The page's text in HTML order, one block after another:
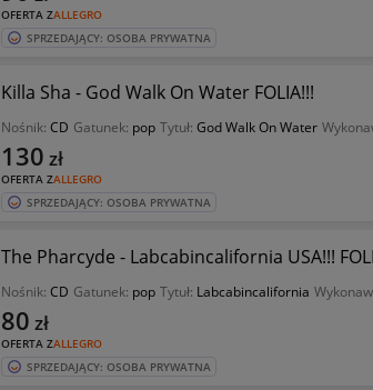
OFERTA ZALLEGRO
SPRZEDAJĄCY: OSOBA PRYWATNA
Killa Sha - God Walk On Water FOLIA!!!
Nośnik: CD Gatunek: pop Tytuł: God Walk On Water
OFERTA ZALLEGRO
130 zł
SPRZEDAJĄCY: OSOBA PRYWATNA
The Pharcyde - Labcabincalifornia USA!!!
Nośnik: CD Gatunek: pop Tytuł: Labcabincalifornia
OFERTA ZALLEGRO
80 zł
SPRZEDAJĄCY: OSOBA PRYWATNA